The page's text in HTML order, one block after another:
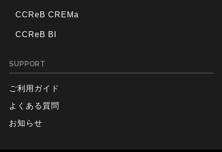
CCReB CREMa
CCReB BI
SUPPORT
ご利用ガイド
よくある質問
お知らせ